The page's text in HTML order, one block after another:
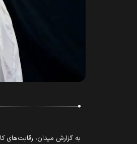
به گزارش میدان، رقابت‌های